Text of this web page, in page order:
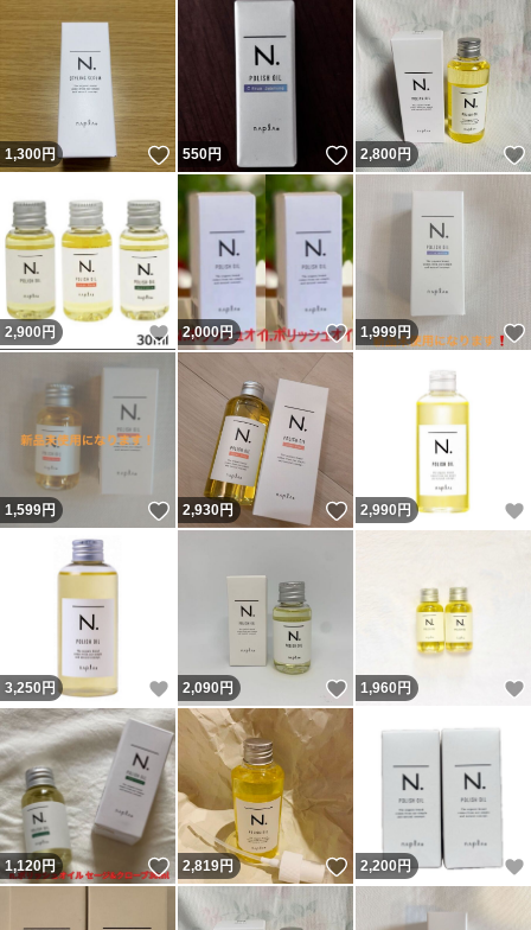
1,300円 いいね！
550円 いいね！
2,800円
2,900 円 いいね！
2,000円 いいね！
1,999円
1,599円 いいね！
2,930円 いいね！
2,990 円
3,250 円 いいね！
2,090円 いいね！
1,960 円
1,120円 いいね！
2,819円 いいね！
2,200円